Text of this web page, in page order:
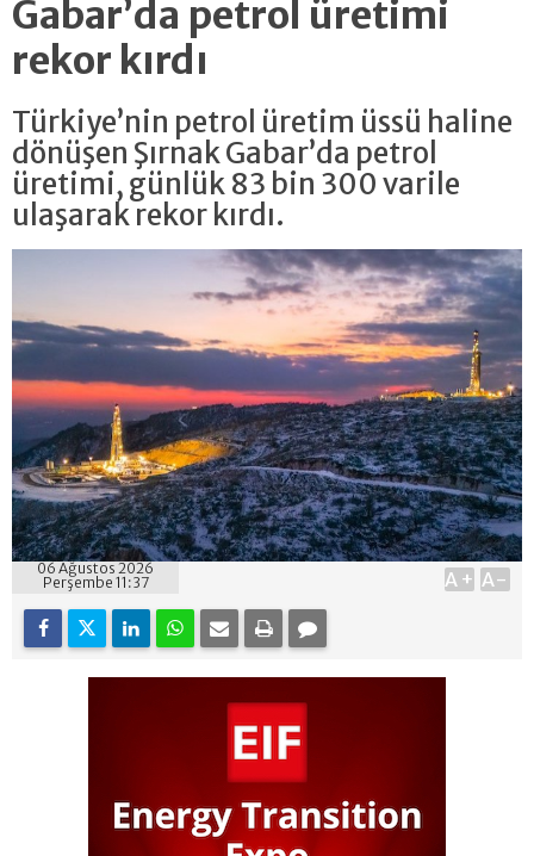
Gabar’da petrol üretimi
rekor kırdı
Türkiye’nin petrol üretim üssü haline
dönüşen Şırnak Gabar’da petrol
üretimi, günlük 83 bin 300 varile
ulaşarak rekor kırdı.
06 Ağustos 2026
Perşembe 11:37
A+ A-